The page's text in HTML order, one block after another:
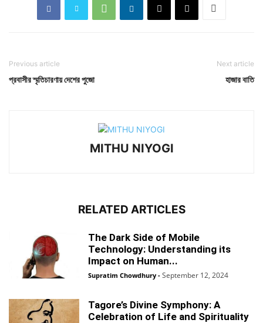
Previous article
প্রবাসীর স্মৃতিচারণায় দেশের পুজো
Next article
হাজার বাতি
MITHU NIYOGI
RELATED ARTICLES
The Dark Side of Mobile
Technology: Understanding its
Impact on Human...
Supratim Chowdhury - September 12, 2024
Tagore’s Divine Symphony: A
Celebration of Life and Spirituality